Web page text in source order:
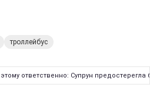
троллейбус
ответственно: Супрун предостерегла